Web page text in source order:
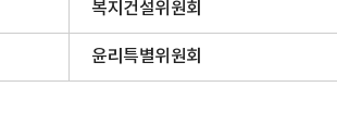
복지건설위원회
윤리특별위원회